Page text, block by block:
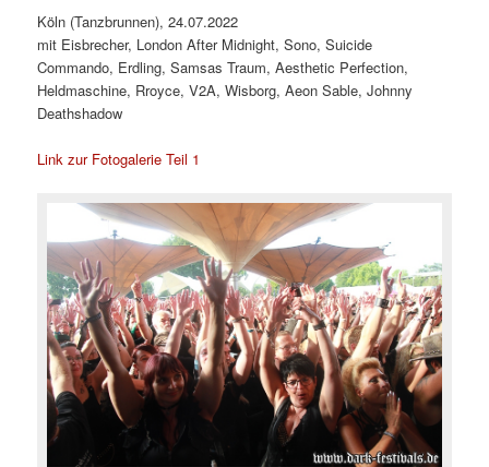
Köln (Tanzbrunnen), 24.07.2022
mit Eisbrecher, London After Midnight, Sono, Suicide
Commando, Erdling, Samsas Traum, Aesthetic Perfection,
Heldmaschine, Rroyce, V2A, Wisborg, Aeon Sable, Johnny
Deathshadow
Link zur Fotogalerie Teil 1